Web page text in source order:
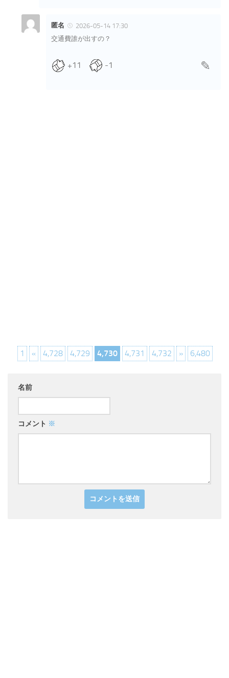
匿名
2026-05-14 17:30
交通費誰が出すの？
+11 -1
1 « 4,728 4,729 4,730 4,731 4,732 » 6,480
名前
コメント ※